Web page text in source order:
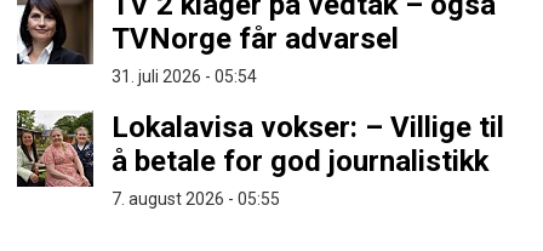
TVNorge får advarsel
31. juli 2026 - 05:54
Lokalavisa vokser: – Villige til
å betale for god journalistikk
7. august 2026 - 05:55